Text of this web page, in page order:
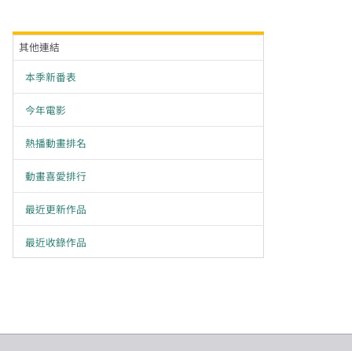
其他連結
本季新番表
今年電影
熱播動畫排名
動畫喜愛排行
最近更新作品
最近收錄作品